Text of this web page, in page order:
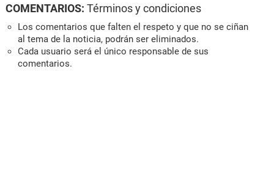
COMENTARIOS: Términos y condiciones
Los comentarios que falten el respeto y que no se ciñan
al tema de la noticia, podrán ser eliminados.
Cada usuario será el único responsable de sus
comentarios.